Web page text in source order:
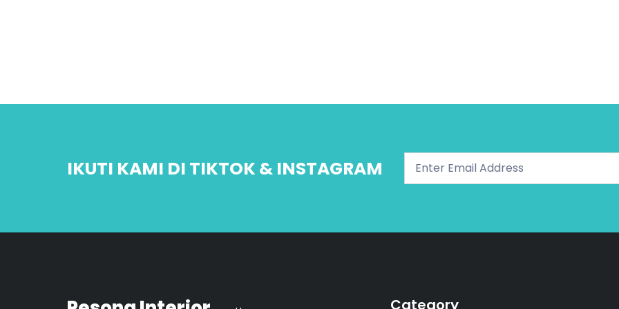
IKUTI KAMI DI TIKTOK & INSTAGRAM
Category